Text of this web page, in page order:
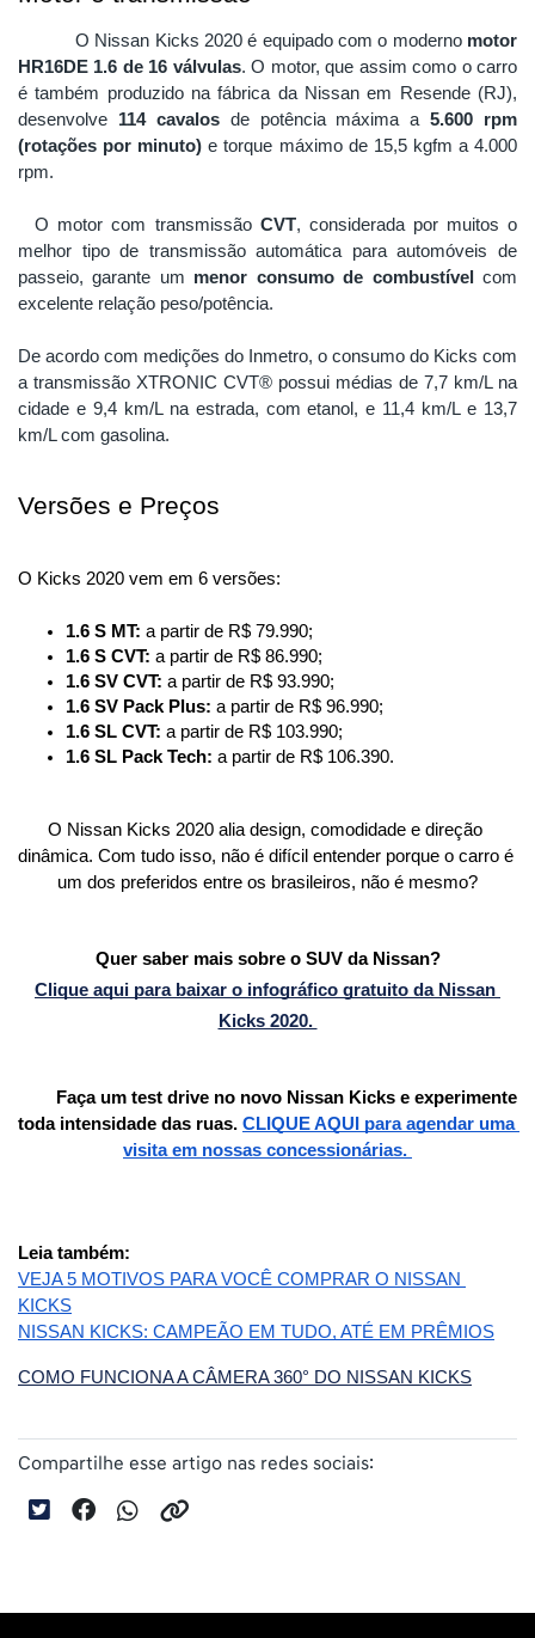
O Nissan Kicks 2020 é equipado com o moderno motor
HR16DE 1.6 de 16 válvulas. O motor, que assim como o carro
é também produzido na fábrica da Nissan em Resende (RJ),
desenvolve 114 cavalos de potência máxima a 5.600 rpm
(rotações por minuto) e torque máximo de 15,5 kgfm a 4.000
rpm.
O motor com transmissão CVT, considerada por muitos o
melhor tipo de transmissão automática para automóveis de
passeio, garante um menor consumo de combustível
com
excelente relação peso/potência.
De acordo com medições do Inmetro, o consumo do Kicks com
a transmissão XTRONIC CVT® possui médias de 7,7 km/L na
cidade e 9,4 km/L na estrada, com etanol, e 11,4 km/L e 13,7
km/L com gasolina.
Versões e Preços
O Kicks 2020 vem em 6 versões:
1.6 S MT: a partir de R$ 79.990;
1.6 S CVT: a partir de R$ 86.990;
1.6 SV CVT: a partir de R$ 93.990;
1.6 SV Pack Plus: a partir de R$ 96.990;
1.6 SL CVT: a partir de R$ 103.990;
1.6 SL Pack Tech: a partir de R$ 106.390.
O Nissan Kicks 2020 alia design, comodidade e direção
dinâmica. Com tudo isso, não é difícil entender porque o carro é
um dos preferidos entre os brasileiros, não é mesmo?
Quer saber mais sobre o SUV da Nissan?
Clique aqui para baixar o infográfico gratuito da Nissan
Kicks 2020.
Faça um test drive no novo Nissan Kicks e experimente
toda intensidade das ruas. CLIQUE AQUI para agendar uma
visita em nossas concessionárias.
Leia também:
VEJA 5 MOTIVOS PARA VOCÊ COMPRAR O NISSAN
KICKS
NISSAN KICKS: CAMPEÃO EM TUDO, ATÉ EM PRÊMIOS
COMO FUNCIONA A CÂMERA 360° DO NISSAN KICKS
Compartilhe esse artigo nas redes sociais: